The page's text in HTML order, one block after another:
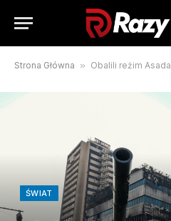
Strona Główna » Obalili reżim Asada.
ŚWIAT